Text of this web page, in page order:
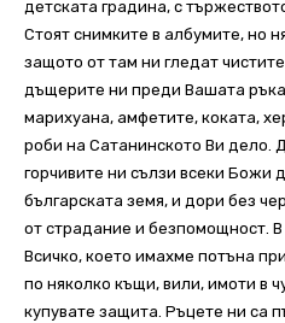
детската градина, с
Стоят снимките в албумите, но
защото от там ни гледат
дъщерите ни преди Вашата
марихуана, амфетите, коката,
роби на Сатанинското Ви дело.
горчивите ни сълзи всеки Божи
българската земя, и дори без
от страдание и безпомощност.
Всичко, което имахме потъна
по няколко къщи, вили, имоти в
купувате защита. Ръцете ни са